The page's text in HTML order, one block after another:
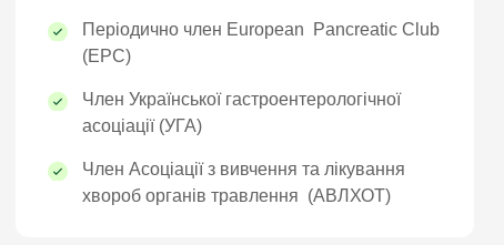
Періодично член European Pancreatic Club
(EPC)
Член Української гастроентерологічної
асоціації (УГА)
Член Асоціації з вивчення та лікування
хвороб органів травлення (АВЛХОТ)